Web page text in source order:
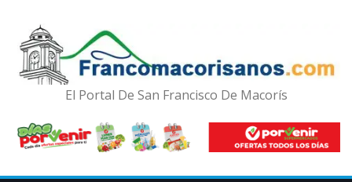
El Portal De San Francisco De Macorís